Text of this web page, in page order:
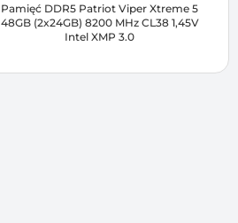
Pamięć DDR5 Patriot Viper Xtreme 5
48GB (2x24GB) 8200 MHz CL38 1,45V
Intel XMP 3.0